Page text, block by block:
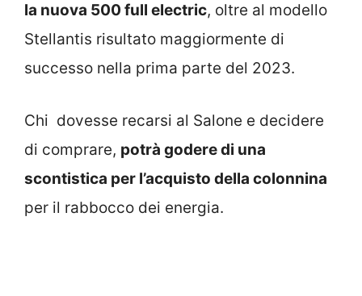
la nuova 500 full electric, oltre al modello
Stellantis risultato maggiormente di
successo nella prima parte del 2023.
Chi dovesse recarsi al Salone e decidere
di comprare, potrà godere di una
scontistica per l’acquisto della colonnina
per il rabbocco dei energia.